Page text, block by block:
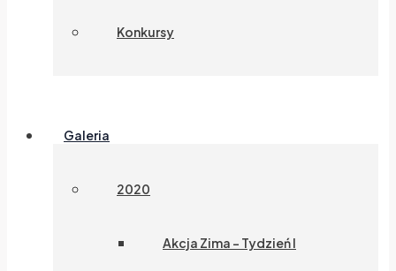
Konkursy
Galeria
2020
Akcja Zima – Tydzień I